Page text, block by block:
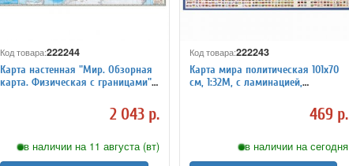
Код товара:222244
Карта настенная "Мир. Обзорная
карта. Физическая с границами",
2 043 р.
в наличии на 11 августа (вт)
Код товара:222243
Карта мира политическая 101х70
см, 1:32М, с ламинацией,
469 р.
в наличии на сегодня